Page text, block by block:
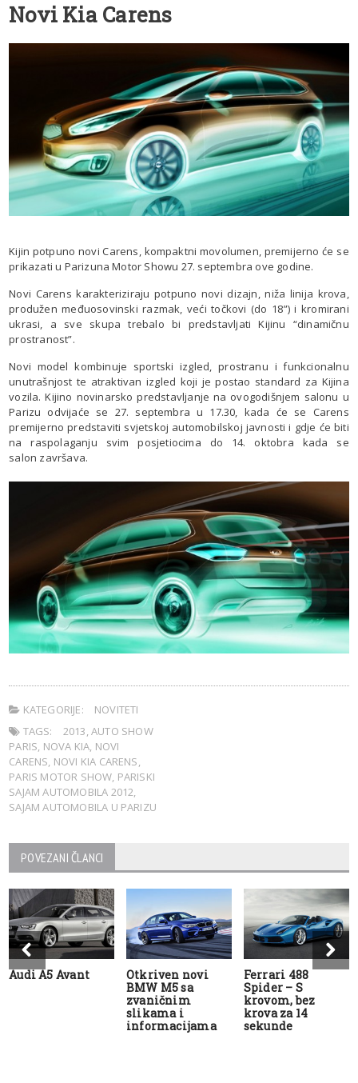
Novi Kia Carens
Kijin potpuno novi Carens, kompaktni movolumen, premijerno će se
prikazati u Parizuna Motor Showu 27. septembra ove godine.
Novi Carens karakteriziraju potpuno novi dizajn, niža linija krova,
produžen međuosovinski razmak, veći točkovi (do 18”) i kromirani
ukrasi, a sve skupa trebalo bi predstavljati Kijinu “dinamičnu
prostranost”.
Novi model kombinuje sportski izgled, prostranu i funkcionalnu
unutrašnjost te atraktivan izgled koji je postao standard za Kijina
vozila. Kijino novinarsko predstavljanje na ovogodišnjem salonu u
Parizu odvijaće se 27. septembra u 17.30, kada će se Carens
premijerno predstaviti svjetskoj automobilskoj javnosti i gdje će biti
na raspolaganju svim posjetiocima do 14. oktobra kada se
salon završava.
KATEGORIJE:
NOVITETI
TAGS:
2013,AUTO SHOW
PARIS, NOVA KIA, NOVI
CARENS, NOVI KIA CARENS,
PARIS MOTOR SHOW, PARISKI
SAJAM AUTOMOBILA 2012,
SAJAM AUTOMOBILA U PARIZU
POVEZANI ČLANCI
Audi A5 Avant
Otkriven novi
BMW M5 sa
zvaničnim
slikama i
informacijama
Ferrari 488
Spider – S
krovom, bez
krova za 14
sekunde